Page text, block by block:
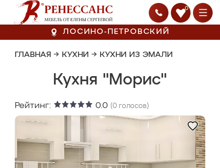
0
ЛОСИНО-ПЕТРОВСКИЙ
ГЛАВНАЯ → КУХНИ → КУХНИ ИЗ ЭМАЛИ
Кухня "Морис"
Рейтинг: 0.0 (0 голосов)